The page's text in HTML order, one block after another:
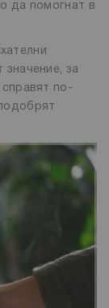
да помогнат в
за
по-